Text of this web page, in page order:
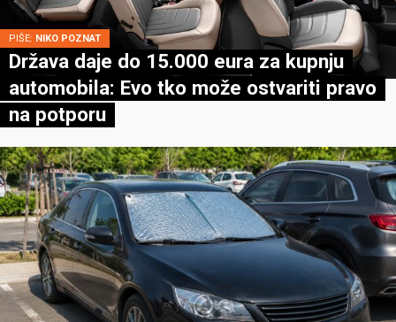
PIŠE: NIKO POZNAT
Država daje do 15.000 eura za kupnju
automobila: Evo tko može ostvariti pravo
na potporu